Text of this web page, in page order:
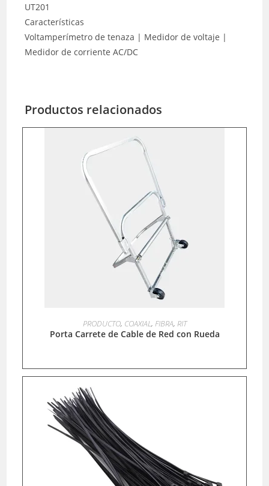
UT201
Características
Voltamperímetro de tenaza | Medidor de voltaje |
Medidor de corriente AC/DC
Productos relacionados
LEER MÁS
PRODUCTO, COAXIAL, FIBRA, RIT
Porta Carrete de Cable de Red con Rueda